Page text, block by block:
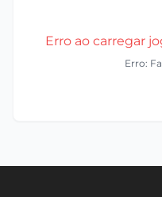
Erro ao carregar
Erro: